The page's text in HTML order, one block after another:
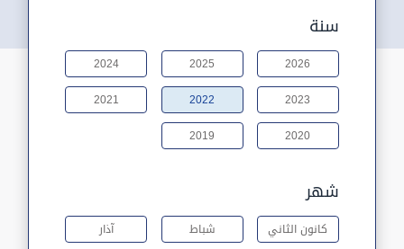
سنة
2026
2025
2024
2023
2022
2021
2020
2019
شهر
كانون الثاني شباط
آذار